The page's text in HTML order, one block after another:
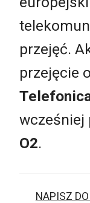
przejęć.
przejęcie
wcześniej
O2.
NAPISZ